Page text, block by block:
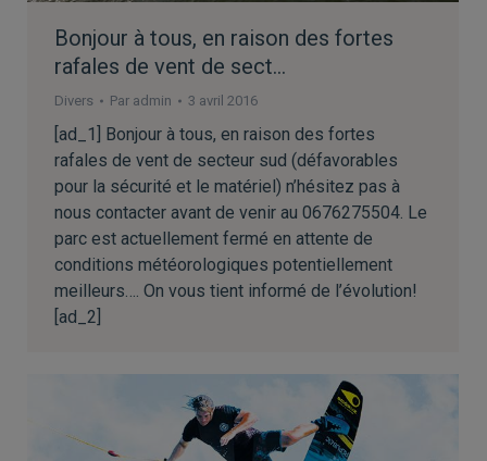
Bonjour à tous, en raison des fortes
rafales de vent de sect…
Divers Par admin 3 avril 2016
[ad_1] Bonjour à tous, en raison des fortes
rafales de vent de secteur sud (défavorables
pour la sécurité et le matériel) n’hésitez pas à
nous contacter avant de venir au 0676275504. Le
parc est actuellement fermé en attente de
conditions météorologiques potentiellement
meilleurs…. On vous tient informé de l’évolution!
[ad_2]